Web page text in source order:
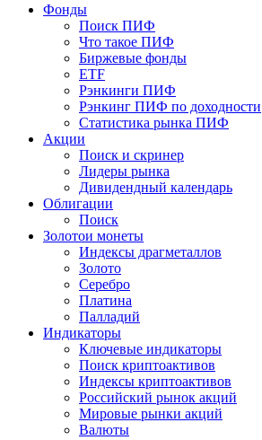
Фонды
Поиск ПИФ
Что такое ПИФ
Биржевые фонды
ETF
Рэнкинги ПИФ
Рэнкинг ПИФ по доходности
Статистика рынка ПИФ
Акции
Поиск и скринер
Лидеры рынка
Дивидендный календарь
Облигации
Поиск
Золотои монеты
Индексы драгметаллов
Золото
Серебро
Платина
Палладий
Индикаторы
Ключевые индикаторы
Поиск криптоактивов
Индексы криптоактивов
Российский рынок акций
Мировые рынки акций
Валюты